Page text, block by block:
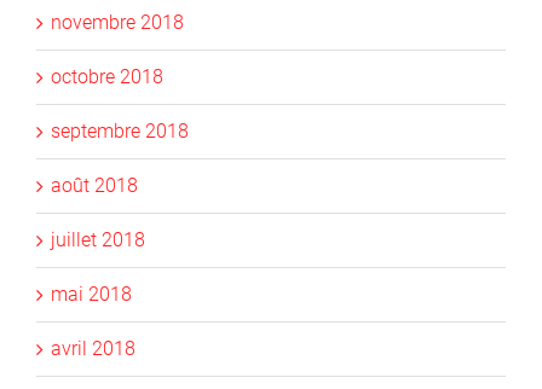
novembre 2018
octobre 2018
septembre 2018
août 2018
juillet 2018
mai 2018
avril 2018